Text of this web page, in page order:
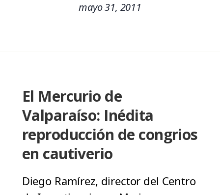
mayo 31, 2011
El Mercurio de
Valparaíso: Inédita
reproducción de congrios
en cautiverio
Diego Ramírez, director del Centro